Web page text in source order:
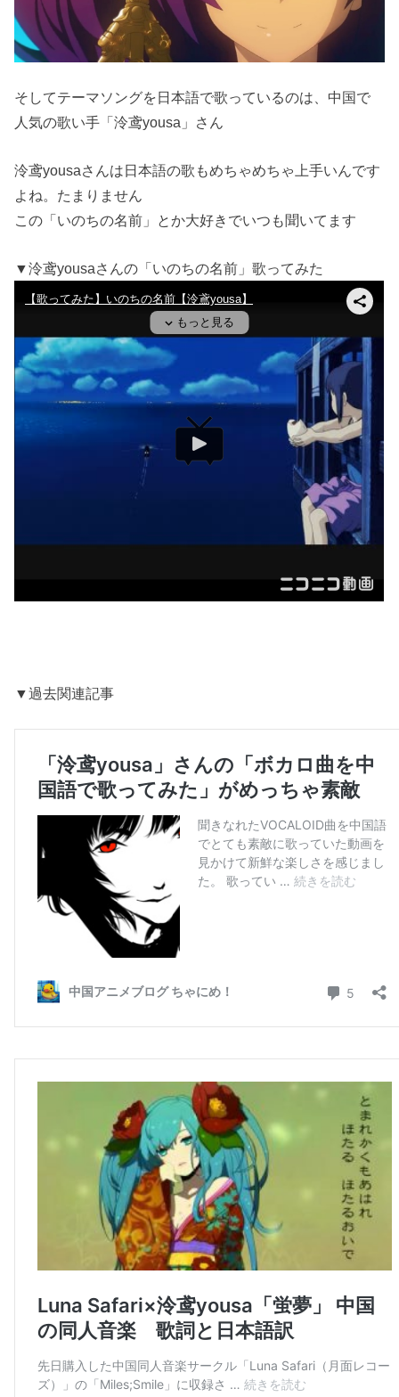
そしてテーマソングを日本語で歌っているのは、中国で
人気の歌い手「泠鸢yousa」さん
泠鸢yousaさんは日本語の歌もめちゃめちゃ上手いんです
よね。たまりません
この「いのちの名前」とか大好きでいつも聞いてます
▼泠鸢yousaさんの「いのちの名前」歌ってみた
▼過去関連記事